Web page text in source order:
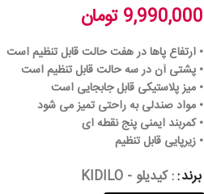
9,990,000تومان
• ارتفاع پاها در هفت حالت قابل تنظیم است
• پشتی آن در سه حالت قابل تنظیم است
• میز پلاستیکی قابل جابجایی است
• مواد صندلی به راحتی تمیز می شود
• کمربند ایمنی پنج نقطه ای
• زیرپایی قابل تنظیم
برند : کیدیلو - KIDILO